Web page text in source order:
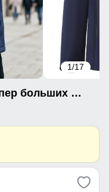
1/17
Мужская куртка виндстоппер больших размеров спортивный темно-синего цвета 9619_1TS